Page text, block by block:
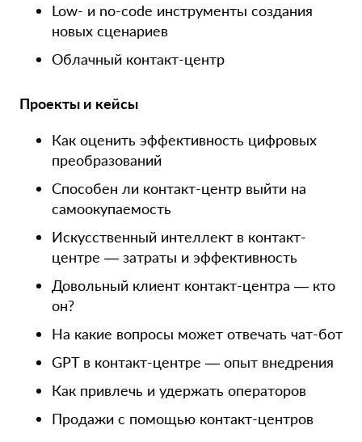
Low- и no-code инструменты создания
новых сценариев
Облачный контакт-центр
Проекты и кейсы
Как оценить эффективность цифровых
преобразований
Способен ли контакт-центр выйти на
самоокупаемость
Искусственный интеллект в контакт-
центре — затраты и эффективность
Довольный клиент контакт-центра — кто
он?
На какие вопросы может отвечать чат-бот
GPT в контакт-центре — опыт внедрения
Как привлечь и удержать операторов
Продажи с помощью контакт-центров